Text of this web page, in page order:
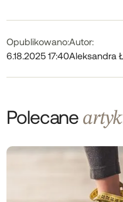
Opublikowano:
6.18.2025 17:40
Autor:
Aleksandra
Polecane